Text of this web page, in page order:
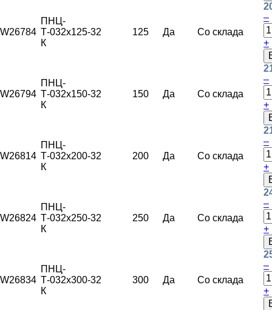
W26784
ПНЦ-
Т-032х125-
К
32 125 Да Со склада
–
+
W26794
ПНЦ-
Т-032х150-
К
32 150 Да Со склада
–
+
W26814
ПНЦ-
Т-032х200-
К
32 200 Да Со склада
–
+
W26824
ПНЦ-
Т-032х250-
К
32 250 Да Со склада
–
+
W26834
ПНЦ-
Т-032х300-
К
32 300 Да Со склада
–
+